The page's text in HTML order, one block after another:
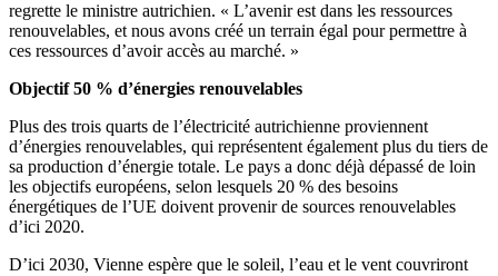
regrette le ministre autrichien. « L’avenir est dans les ressources
renouvelables, et nous avons créé un terrain égal pour permettre à
ces ressources d’avoir accès au marché. »
Objectif 50 % d’énergies renouvelables
Plus des trois quarts de l’électricité autrichienne proviennent
d’énergies renouvelables, qui représentent également plus du tiers de
sa production d’énergie totale. Le pays a donc déjà dépassé de loin
les objectifs européens, selon lesquels 20 % des besoins
énergétiques de l’UE doivent provenir de sources renouvelables
d’ici 2020.
D’ici 2030, Vienne espère que le soleil, l’eau et le vent couvriront